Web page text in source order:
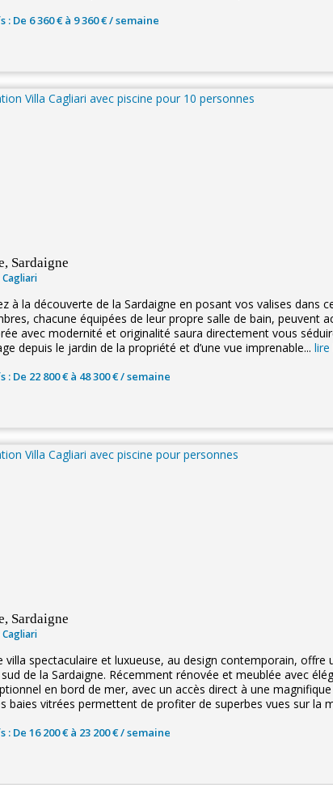
: De 6 360 € à 9 360 € / semaine
Sardaigne
Cagliari
à la découverte de la Sardaigne en posant vos valises dans
chacune équipées de leur propre salle de bain, peuvent
avec modernité et originalité saura directement vous
depuis le jardin de la propriété et d’une vue imprenable... lire
: De 22 800 € à 48 300 € / semaine
Sardaigne
Cagliari
villa spectaculaire et luxueuse, au design contemporain, offre
de la Sardaigne. Récemment rénovée et meublée avec
en bord de mer, avec un accès direct à une
baies vitrées permettent de profiter de superbes vues sur la
: De 16 200 € à 23 200 € / semaine